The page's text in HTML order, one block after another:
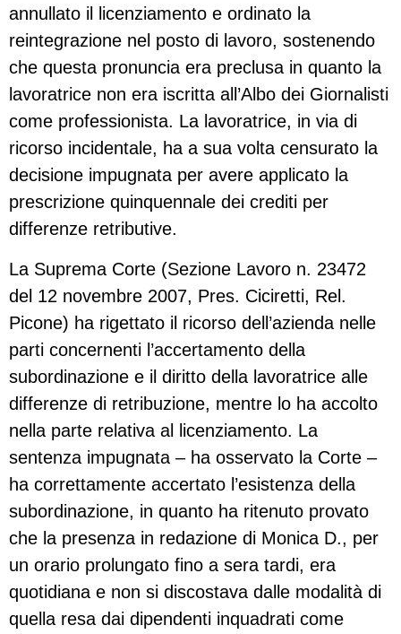
annullato il licenziamento e ordinato la
reintegrazione nel posto di lavoro, sostenendo
che questa pronuncia era preclusa in quanto la
lavoratrice non era iscritta all’Albo dei Giornalisti
come professionista. La lavoratrice, in via di
ricorso incidentale, ha a sua volta censurato la
decisione impugnata per avere applicato la
prescrizione quinquennale dei crediti per
differenze retributive.
La Suprema Corte (Sezione Lavoro n. 23472
del 12 novembre 2007, Pres. Ciciretti, Rel.
Picone) ha rigettato il ricorso dell’azienda nelle
parti concernenti l’accertamento della
subordinazione e il diritto della lavoratrice alle
differenze di retribuzione, mentre lo ha accolto
nella parte relativa al licenziamento. La
sentenza impugnata – ha osservato la Corte –
ha correttamente accertato l’esistenza della
subordinazione, in quanto ha ritenuto provato
che la presenza in redazione di Monica D., per
un orario prolungato fino a sera tardi, era
quotidiana e non si discostava dalle modalità di
quella resa dai dipendenti inquadrati come